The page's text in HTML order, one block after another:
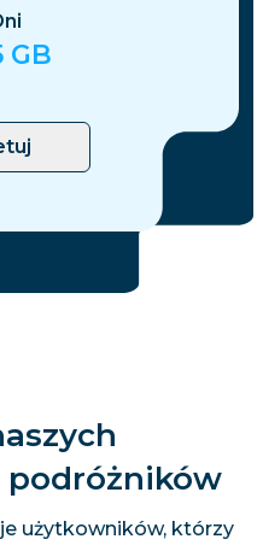
GB
użytkowników, którzy